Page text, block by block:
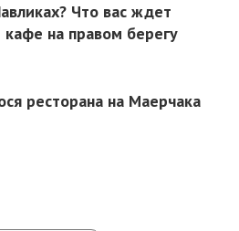
Что вас ждет
на правом берегу
ресторана на Маерчака